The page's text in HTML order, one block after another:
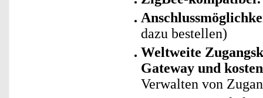
dazu bestellen)
Weltweite
Gateway und
Verwalten von